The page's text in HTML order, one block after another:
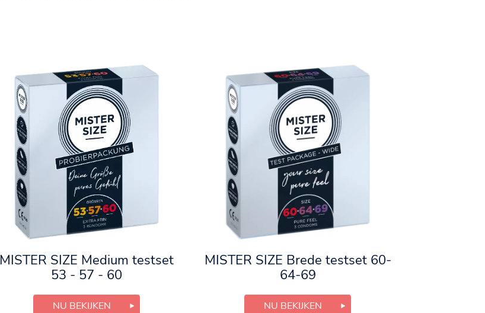
MISTER SIZE Medium testset
53 - 57 - 60
NU BEKIJKEN
MISTER SIZE Brede testset 60-
64-69
NU BEKIJKEN